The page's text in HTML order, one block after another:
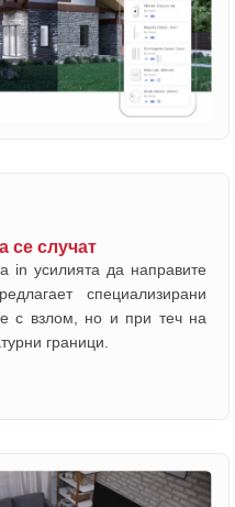
се случат
in усилията да направите
специализирани
с взлом, но и при теч на
граници.